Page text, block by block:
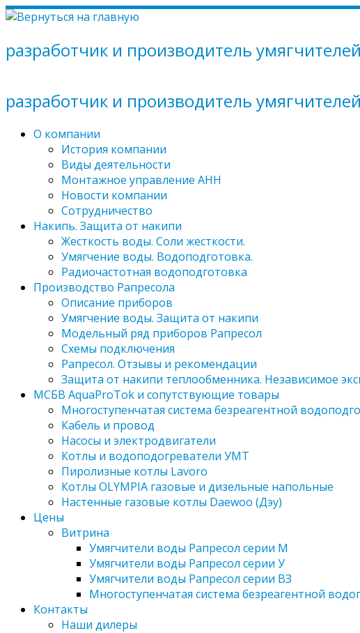
Перейти
содержимому
разработчик и производитель
разработчик и производитель
О компании
История компании
Виды деятельности
Монтажное управление АНН
Новости компании
Сотрудничество
Накипь. Защита от накипи
Жесткость воды. Соли жесткости.
Умягчение воды. Водоподготовка.
Радиочастотная водоподготовка
Производство Рапресола
Описание приборов
Умягчение воды. Защита от накипи
Модельный ряд приборов Рапресол
Схемы подключения
Рапресол. Отзывы и рекомендации
Защита от накипи теплообменника. Независимое
МСБВ AquaProTok и сопутствующие товары
Многоступенчатая система безреагентной
Кабель и провод
Насосы и электродвигатели
Котлы и водоподогреватели УМТ
Пиролизные котлы Lavoro
Котлы OLYMPIA газовые и дизельные напольные
Настенные газовые котлы Daewoo (Дэу)
Цены
Витрина
Умягчители воды Рапресол серии М
Умягчители воды Рапресол серии У
Умягчители воды Рапресол серии ВЗ
Многоступенчатая система безреагентной
Контакты
Наши дилеры